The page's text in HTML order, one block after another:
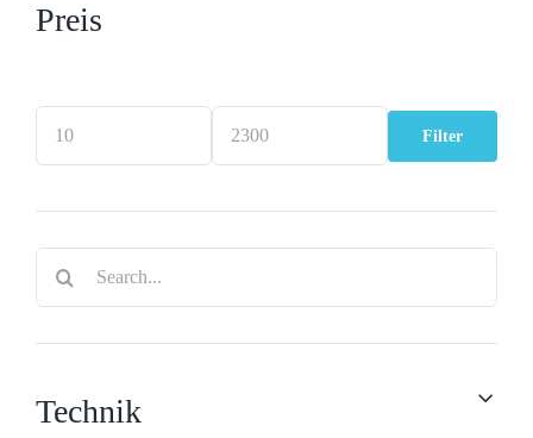
Preis
Filter
Technik